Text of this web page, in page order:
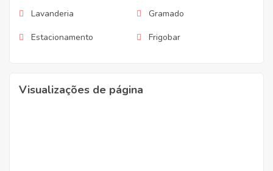
Lavanderia Gramado
Estacionamento Frigobar
Visualizações de página